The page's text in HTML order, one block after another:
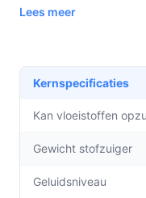
Deze stofzuiger biedt
Hoge
indrukwekkende
zelfs
tot 50 minuten
tussentijds
Lees meer
Kernspecificaties
Kan vloeistoffen
Gewicht stofzuiger
Geluidsniveau